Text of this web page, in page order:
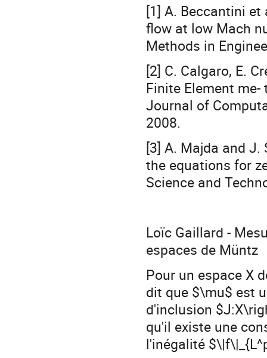
[1] A. Beccantini
flow at low Mach
Methods in
[2] C. Calgaro, E.
Finite Element
Journal of
2008.
[3] A. Majda and
the equations for
Science and
Loïc Gaillard -
espaces de Müntz
Pour un espace X
dit que $\mu$ est
d'inclusion
qu'il existe une
l'inégalité